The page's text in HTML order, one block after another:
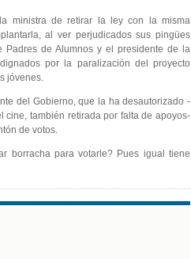
ministra de retirar la ley con la misma
al ver perjudicados sus pingües
Padres de Alumnos y el presidente de la
por la paralización del proyecto
jóvenes.
del Gobierno, que la ha desautorizado -
también retirada por falta de apoyos-
de votos.
borracha para votarle? Pues igual tiene